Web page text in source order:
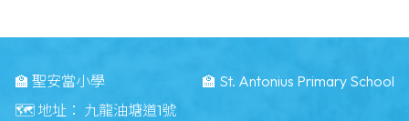
🏫 聖安當小學
🏫 St. Antonius Primary School
🗺️ 地址： 九龍油塘道1號